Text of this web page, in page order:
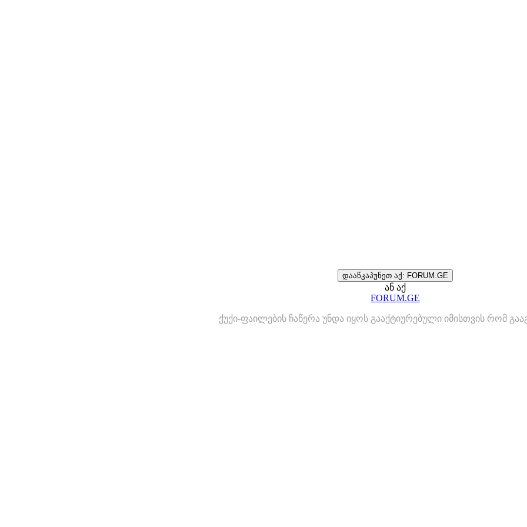
დააწკაპუნეთ აქ: FORUM.GE
ან აქ
FORUM.GE
ქუქი-ფაილების ჩაწერა უნდა იყოს გააქტიურებული იმისთვის რომ